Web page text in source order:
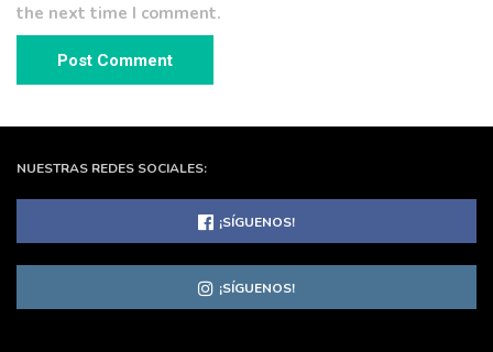
the next time I comment.
NUESTRAS REDES SOCIALES:
¡SÍGUENOS!
¡SÍGUENOS!